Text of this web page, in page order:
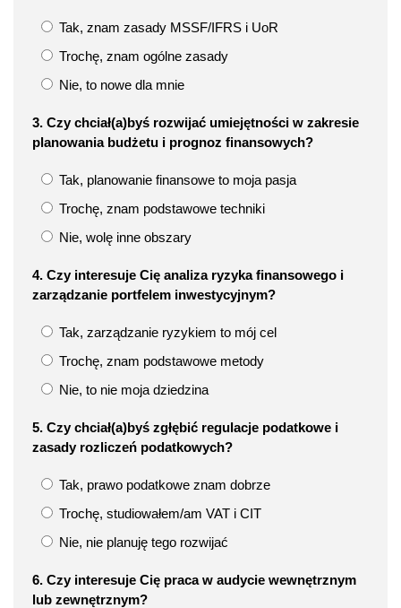
Tak, znam zasady MSSF/IFRS i UoR
Trochę, znam ogólne zasady
Nie, to nowe dla mnie
3. Czy chciał(a)byś rozwijać umiejętności w zakresie
planowania budżetu i prognoz finansowych?
Tak, planowanie finansowe to moja pasja
Trochę, znam podstawowe techniki
Nie, wolę inne obszary
4. Czy interesuje Cię analiza ryzyka finansowego i
zarządzanie portfelem inwestycyjnym?
Tak, zarządzanie ryzykiem to mój cel
Trochę, znam podstawowe metody
Nie, to nie moja dziedzina
5. Czy chciał(a)byś zgłębić regulacje podatkowe i
zasady rozliczeń podatkowych?
Tak, prawo podatkowe znam dobrze
Trochę, studiowałem/am VAT i CIT
Nie, nie planuję tego rozwijać
6. Czy interesuje Cię praca w audycie wewnętrznym
lub zewnętrznym?